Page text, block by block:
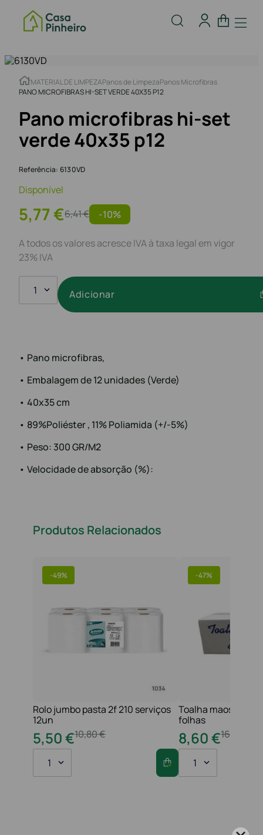
MATERIAL DE LIMPEZAPanos de LimpezaPanos Microfibras
PANO MICROFIBRAS HI-SET VERDE 40X35 P12
Pano microfibras hi-set
verde 40x35 p12
Referência: 6130VD
Disponível
5,77€6,41€ -10%
A todos os valores acresce IVA à taxa legal em vigor
23% IVA
1 Adicionar
• Pano microfibras,
• Embalagem de 12 unidades (Verde)
• 40x35 cm
• 89%Poliéster , 11% Poliamida (+/-5%)
• Peso: 300 GR/M2
• Velocidade de absorção (%):
Produtos Relacionados
-49%
Rolo jumbo pasta 2f 210 serviços
12un
10,80€
5,50€
1
-47%
Toalha maos 2f
folhas
16
8,60€
1